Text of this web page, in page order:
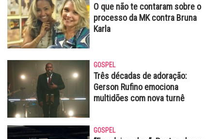
O que não te contaram sobre o
processo da MK contra Bruna
Karla
GOSPEL
Três décadas de adoração:
Gerson Rufino emociona
multidões com nova turnê
GOSPEL